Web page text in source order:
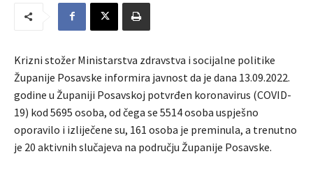
Krizni stožer Ministarstva zdravstva i socijalne politike
Županije Posavske informira javnost da je dana 13.09.2022.
godine u Županiji Posavskoj potvrđen koronavirus (COVID-
19) kod 5695 osoba, od čega se 5514 osoba uspješno
oporavilo i izliječene su, 161 osoba je preminula, a trenutno
je 20 aktivnih slučajeva na području Županije Posavske.